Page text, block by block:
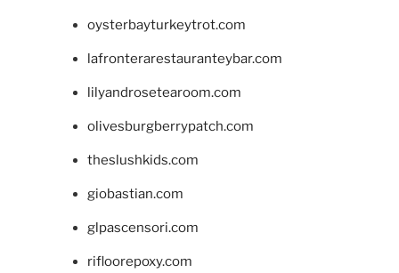
oysterbayturkeytrot.com
lafronterarestauranteybar.com
lilyandrosetearoom.com
olivesburgberrypatch.com
theslushkids.com
giobastian.com
glpascensori.com
rifloorepoxy.com